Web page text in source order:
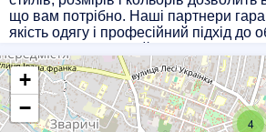
що вам потрібно. Наші партнери
якість одягу і професійний підхід до
нашої колекції суконь для оренди у
4
+
−